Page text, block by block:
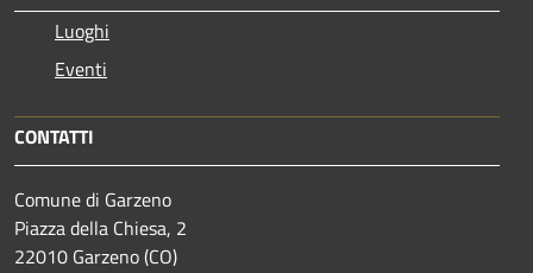
Luoghi
Eventi
CONTATTI
Comune di Garzeno
Piazza della Chiesa, 2
22010 Garzeno (CO)